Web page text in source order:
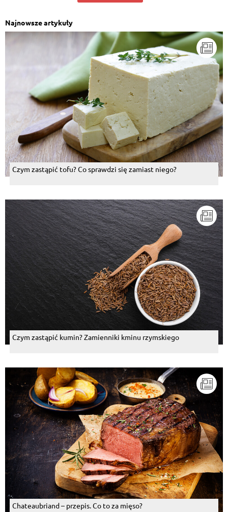
Najnowsze artykuły
Czym zastąpić tofu? Co sprawdzi się zamiast niego?
Czym zastąpić kumin? Zamienniki kminu rzymskiego
Chateaubriand – przepis. Co to za mięso?